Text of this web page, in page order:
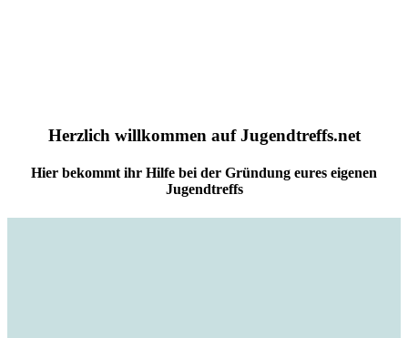
Herzlich willkommen auf Jugendtreffs.net
Hier bekommt ihr Hilfe bei der Gründung eures eigenen
Jugendtreffs